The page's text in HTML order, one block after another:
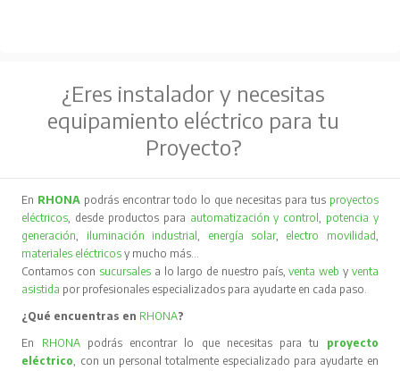
¿Eres instalador y necesitas
equipamiento eléctrico para tu
Proyecto?
En RHONA podrás encontrar todo lo que necesitas para tus proyectos
eléctricos, desde productos para automatización y control, potencia y
generación, iluminación industrial, energía solar, electro movilidad,
materiales eléctricos y mucho más…
Contamos con sucursales a lo largo de nuestro país,venta web y venta
asistida por profesionales especializados para ayudarte en cada paso.
¿Qué encuentras en RHONA?
En RHONA podrás encontrar lo que necesitas para tu proyecto
eléctrico, con un personal totalmente especializado para ayudarte en